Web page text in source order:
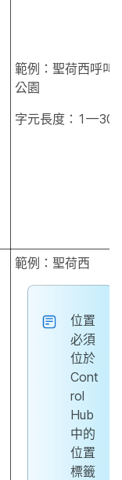
範例：聖荷西呼叫
公園
字元長度：1—30
範例：聖荷西
位置
必須
位於
Cont
rol
Hub
中的
位置
標籤